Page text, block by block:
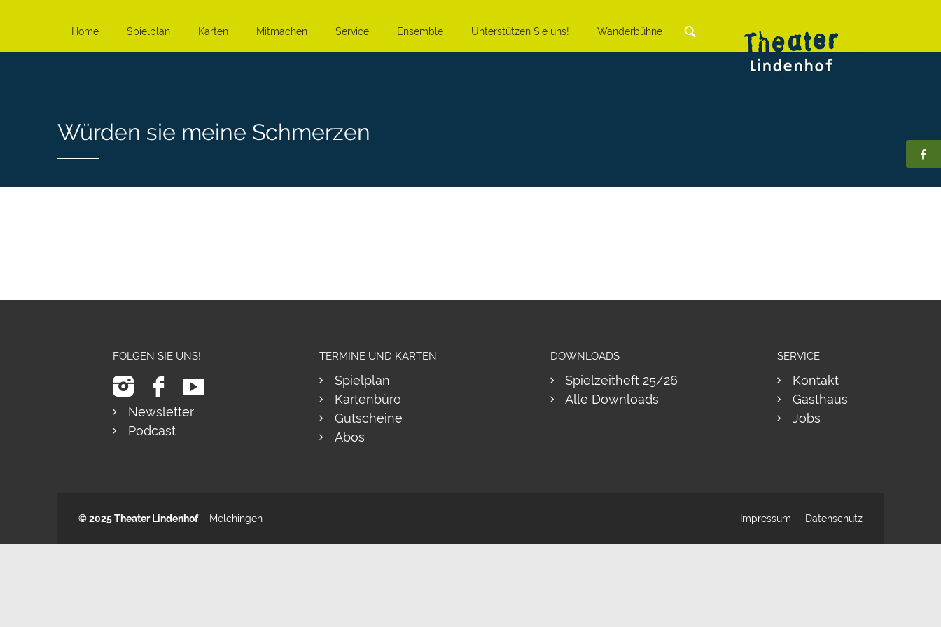
Home Spielplan Karten Mitmachen Service Ensemble Unterstützen Sie uns! Wanderbühne
Würden sie meine Schmerzen
FOLGEN SIE UNS!
Newsletter
Podcast
TERMINE UND KARTEN
Spielplan
Kartenbüro
Gutscheine
Abos
DOWNLOADS
Spielzeitheft 25/26
Alle Downloads
SERVICE
Kontakt
Gasthaus
Jobs
© 2025Theater Lindenhof– Melchingen Impressum Datenschutz